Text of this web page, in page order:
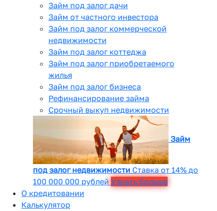
Займ под залог дачи
Займ от частного инвестора
Займ под залог коммерческой
недвижимости
Займ под залог коттеджа
Займ под залог приобретаемого
жилья
Займ под залог бизнеса
Рефинансирование займа
Срочный выкуп недвижимости
Займ
под залог недвижимости Ставка от 14% до
100 000 000 рублей Узнать больше
О кредитовании
Калькулятор